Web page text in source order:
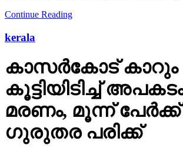
Continue Reading
kerala
കാസര്‍കോട് കാറും
കൂട്ടിയിടിച്ച്
മരണം, മൂന്ന് പേര്‍ക്ക്
ഗുരുതര പരിക്ക്